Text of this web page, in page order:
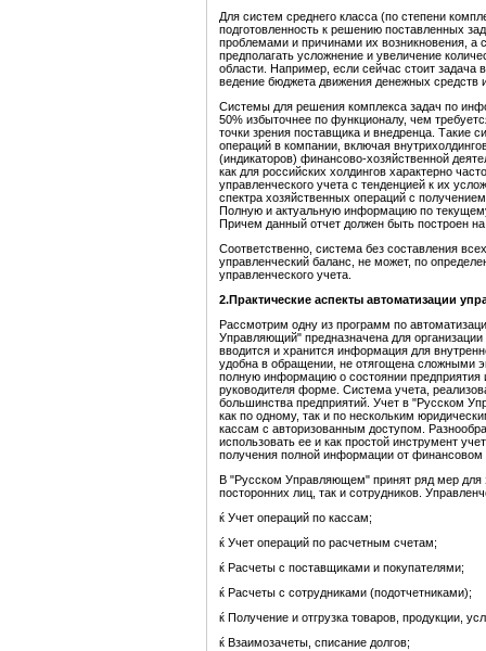
Для систем среднего класса (по степени
подготовленность к решению поставленных
проблемами и причинами их возникновения,
предполагать усложнение и увеличение
области. Например, если сейчас стоит задача
ведение бюджета движения денежных средств
Системы для решения комплекса задач по
50% избыточнее по функционалу, чем
точки зрения поставщика и внедренца. Такие
операций в компании, включая
(индикаторов) финансово-хозяйственной
как для российских холдингов характерно
управленческого учета с тенденцией к их
спектра хозяйственных операций с
Полную и актуальную информацию по
Причем данный отчет должен быть построен
Соответственно, система без составления
управленческий баланс, не может, по
управленческого учета.
2.Практические аспекты автоматизации
Рассмотрим одну из программ по
Управляющий" предназначена для
вводится и хранится информация для
удобна в обращении, не отягощена сложными
полную информацию о состоянии предприятия
руководителя форме. Система учета,
большинства предприятий. Учет в "Русском
как по одному, так и по нескольким
кассам с авторизованным доступом.
использовать ее и как простой инструмент
получения полной информации от финансовом
В "Русском Управляющем" принят ряд мер для
посторонних лиц, так и сотрудников.
ќ Учет операций по кассам;
ќ Учет операций по расчетным счетам;
ќ Расчеты с поставщиками и покупателями;
ќ Расчеты с сотрудниками (подотчетниками);
ќ Получение и отгрузка товаров, продукции,
ќ Взаимозачеты, списание долгов;